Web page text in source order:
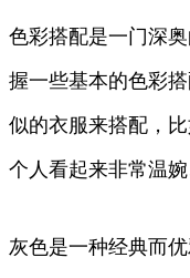
色彩搭配是一门深
握一些基本的色彩
似的衣服来搭配，
个人看起来非常温婉
灰色是一种经典而